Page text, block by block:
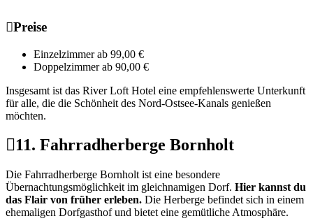
Preise
Einzelzimmer ab 99,00 €
Doppelzimmer ab 90,00 €
Insgesamt ist das River Loft Hotel eine empfehlenswerte Unterkunft
für alle, die die Schönheit des Nord-Ostsee-Kanals genießen
möchten.
11. Fahrradherberge Bornholt
Die Fahrradherberge Bornholt ist eine besondere
Übernachtungsmöglichkeit im gleichnamigen Dorf. Hier kannst du
das Flair von früher erleben. Die Herberge befindet sich in einem
ehemaligen Dorfgasthof und bietet eine gemütliche Atmosphäre.